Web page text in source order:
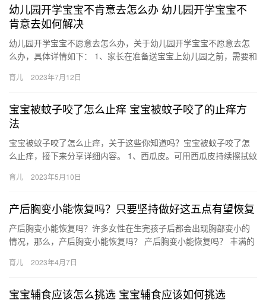
幼儿园开学宝宝不肯意去怎么办 幼儿园开学宝宝不
肯意去如何解决
幼儿园开学宝宝不愿意去怎么办，关于幼儿园开学宝宝不愿意去怎
么办，具体详情如下： 1、家长在准备送宝宝上幼儿园之前，需要和
育儿 2023年7月12日
宝宝被蚊子咬了怎么止痒 宝宝被蚊子咬了的止痒方
法
宝宝被蚊子咬了怎么止痒，关于这些你知道吗？宝宝被蚊子咬了怎
么止痒，接下来分享详细内容。 1、西瓜皮。可用西瓜皮持续擦拭蚊
育儿 2023年5月10日
产后胸变小能恢复吗？只要坚持做好这五点有望恢复
产后胸变小能恢复吗？许多女性在生完孩子后都会出现胸部变小的
情况，那么，产后胸变小能恢复吗？ 产后胸变小能恢复吗？ 丰满的
部…
育儿 2023年4月7日
宝宝辅食应该怎么挑选 宝宝辅食应该如何挑选